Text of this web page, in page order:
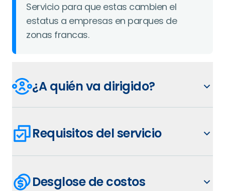
Servicio para que estas cambien el
estatus a empresas en parques de
zonas francas.
¿A quién va dirigido?
Requisitos del servicio
Desglose de costos